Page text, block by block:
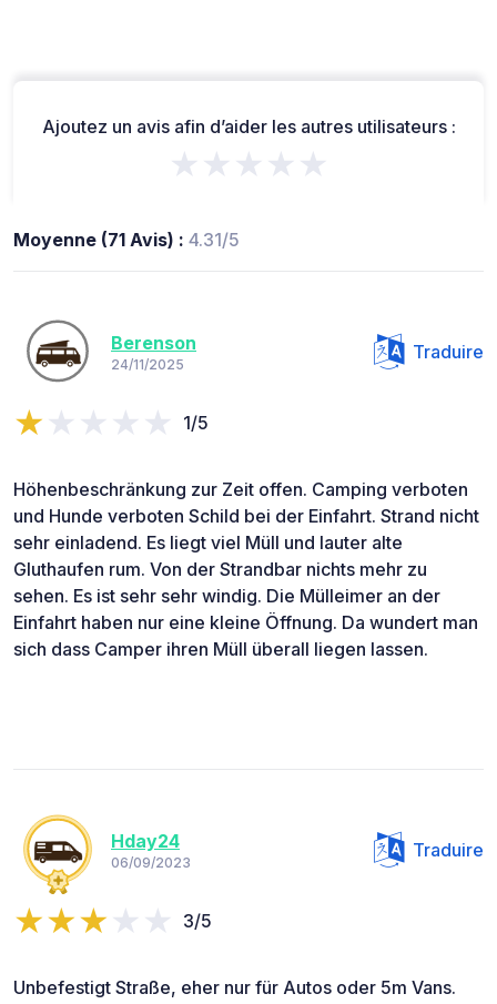
Ajoutez un avis afin d’aider les autres utilisateurs :
★★★★★
Moyenne (71 Avis) : 4.31/5
Berenson
24/11/2025
Traduire
1/5
Höhenbeschränkung zur Zeit offen. Camping verboten
und Hunde verboten Schild bei der Einfahrt. Strand nicht
sehr einladend. Es liegt viel Müll und lauter alte
Gluthaufen rum. Von der Strandbar nichts mehr zu
sehen. Es ist sehr sehr windig. Die Mülleimer an der
Einfahrt haben nur eine kleine Öffnung. Da wundert man
sich dass Camper ihren Müll überall liegen lassen.
Hday24
06/09/2023
Traduire
3/5
Unbefestigt Straße, eher nur für Autos oder 5m Vans.